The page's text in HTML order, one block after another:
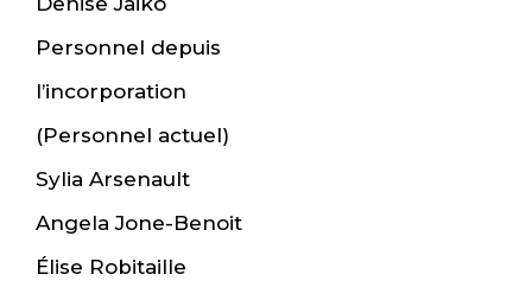
Personnel depuis
l’incorporation
(Personnel actuel)
Sylia Arsenault
Angela Jone-Benoit
Élise Robitaille